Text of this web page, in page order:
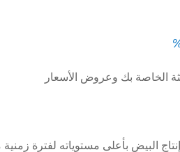
الخاصة بك وعروض الأسعار
البيض بأعلى مستوياته لفترة